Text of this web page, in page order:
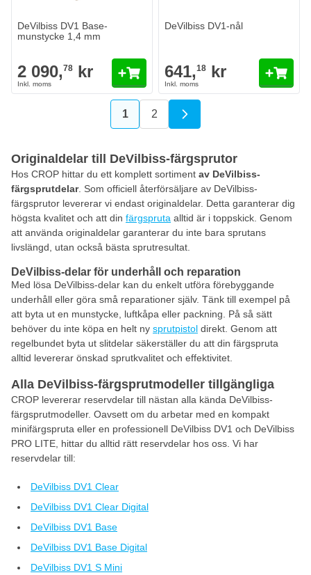
DeVilbiss DV1 Base-
munstycke 1,4 mm
2 090,78 kr
DeVilbiss DV1-nål
641,18 kr
You're currently reading page
1 Sida
2
Originaldelar till DeVilbiss-färgsprutor
Hos CROP hittar du ett komplett sortiment av DeVilbiss-
färgsprutdelar. Som officiell återförsäljare av DeVilbiss-
färgsprutor levererar vi endast originaldelar. Detta garanterar dig
högsta kvalitet och att din färgspruta alltid är i toppskick. Genom
att använda originaldelar garanterar du inte bara sprutans
livslängd, utan också bästa sprutresultat.
DeVilbiss-delar för underhåll och reparation
Med lösa DeVilbiss-delar kan du enkelt utföra förebyggande
underhåll eller göra små reparationer själv. Tänk till exempel på
att byta ut en munstycke, luftkåpa eller packning. På så sätt
behöver du inte köpa en helt ny sprutpistol direkt. Genom att
regelbundet byta ut slitdelar säkerställer du att din färgspruta
alltid levererar önskad sprutkvalitet och effektivitet.
Alla DeVilbiss-färgsprutmodeller tillgängliga
CROP levererar reservdelar till nästan alla kända DeVilbiss-
färgsprutmodeller. Oavsett om du arbetar med en kompakt
minifärgspruta eller en professionell DeVilbiss DV1 och DeVilbiss
PRO LITE, hittar du alltid rätt reservdelar hos oss. Vi har
reservdelar till:
DeVilbiss DV1 Clear
DeVilbiss DV1 Clear Digital
DeVilbiss DV1 Base
DeVilbiss DV1 Base Digital
DeVilbiss DV1 S Mini